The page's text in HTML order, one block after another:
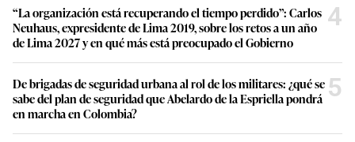
“La organización está recuperando el tiempo perdido”: Carlos
Neuhaus, expresidente de Lima 2019, sobre los retos a un año
de Lima 2027 y en qué más está preocupado el Gobierno
4
De brigadas de seguridad urbana al rol de los militares: ¿qué se
sabe del plan de seguridad que Abelardo de la Espriella pondrá
en marcha en Colombia?
5